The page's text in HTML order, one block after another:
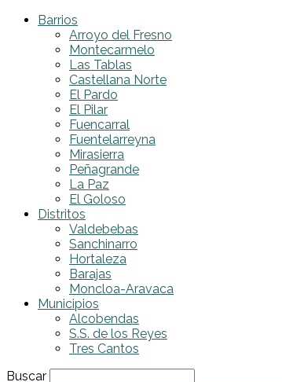
Barrios
Arroyo del Fresno
Montecarmelo
Las Tablas
Castellana Norte
El Pardo
El Pilar
Fuencarral
Fuentelarreyna
Mirasierra
Peñagrande
La Paz
El Goloso
Distritos
Valdebebas
Sanchinarro
Hortaleza
Barajas
Moncloa-Aravaca
Municipios
Alcobendas
S.S. de los Reyes
Tres Cantos
Buscar